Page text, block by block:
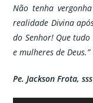
Não tenha
realidade Divina
do Senhor! Que
e mulheres de Deus.”
Pe. Jackson Frota, sss